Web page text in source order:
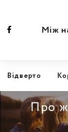
Відвертo
Між
Про